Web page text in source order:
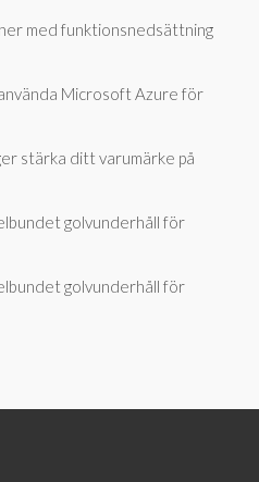
med funktionsnedsättning
Microsoft Azure för
stärka ditt varumärke på
golvunderhåll för
golvunderhåll för